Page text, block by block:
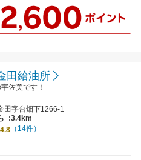
田給油所
佐美です！
田字台畑下1266-1
:3.4km
4.8 （14件）